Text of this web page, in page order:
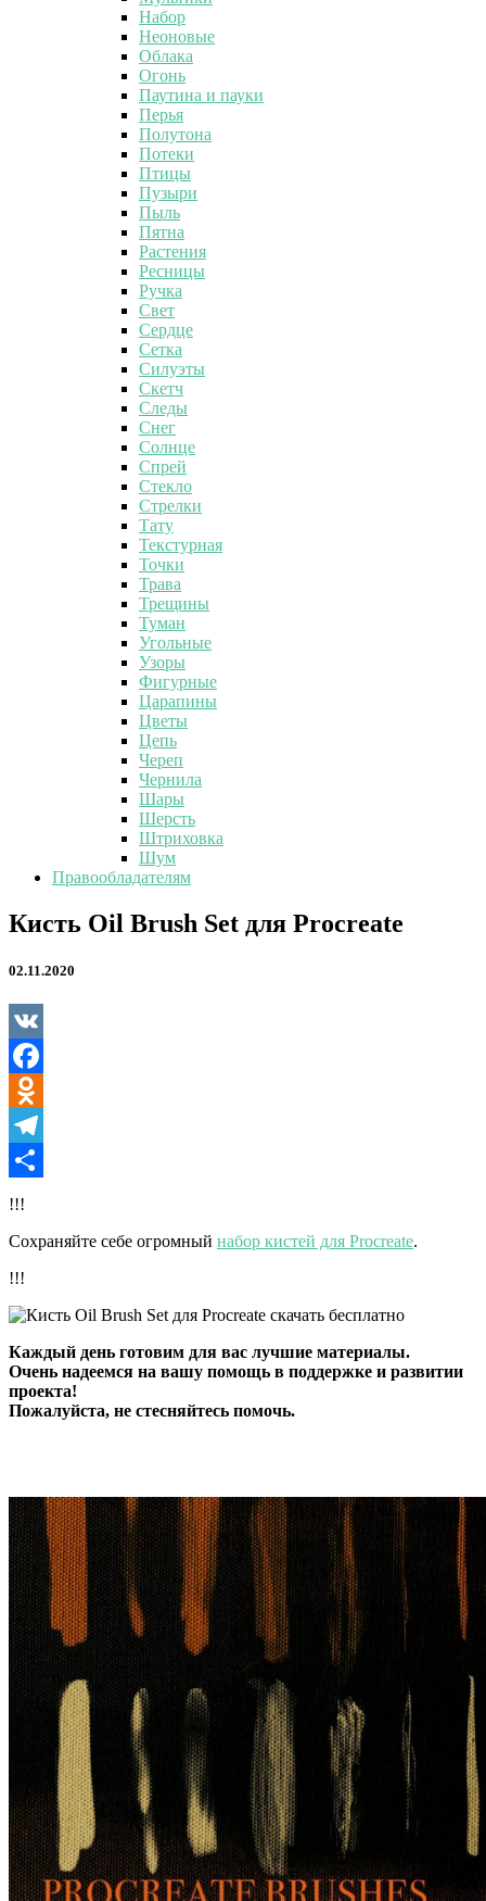
Набор
Неоновые
Облака
Огонь
Паутина и пауки
Перья
Полутона
Потеки
Птицы
Пузыри
Пыль
Пятна
Растения
Ресницы
Ручка
Свет
Сердце
Сетка
Силуэты
Скетч
Следы
Снег
Солнце
Спрей
Стекло
Стрелки
Тату
Текстурная
Точки
Трава
Трещины
Туман
Угольные
Узоры
Фигурные
Царапины
Цветы
Цепь
Череп
Чернила
Шары
Шерсть
Штриховка
Шум
Правообладателям
Кисть
Oil
Set
Procreate
Кисть Oil Brush Set для Procreate
02.11.2020
VK
Facebook
Odnoklassniki
Telegram
Отправить
!!!
Сохраняйте себе огромный набор кистей для Procreate.
!!!
Каждый день готовим для вас лучшие материалы.
Очень надеемся на вашу помощь в поддержке и развитии
проекта!
Пожалуйста, не стесняйтесь помочь.